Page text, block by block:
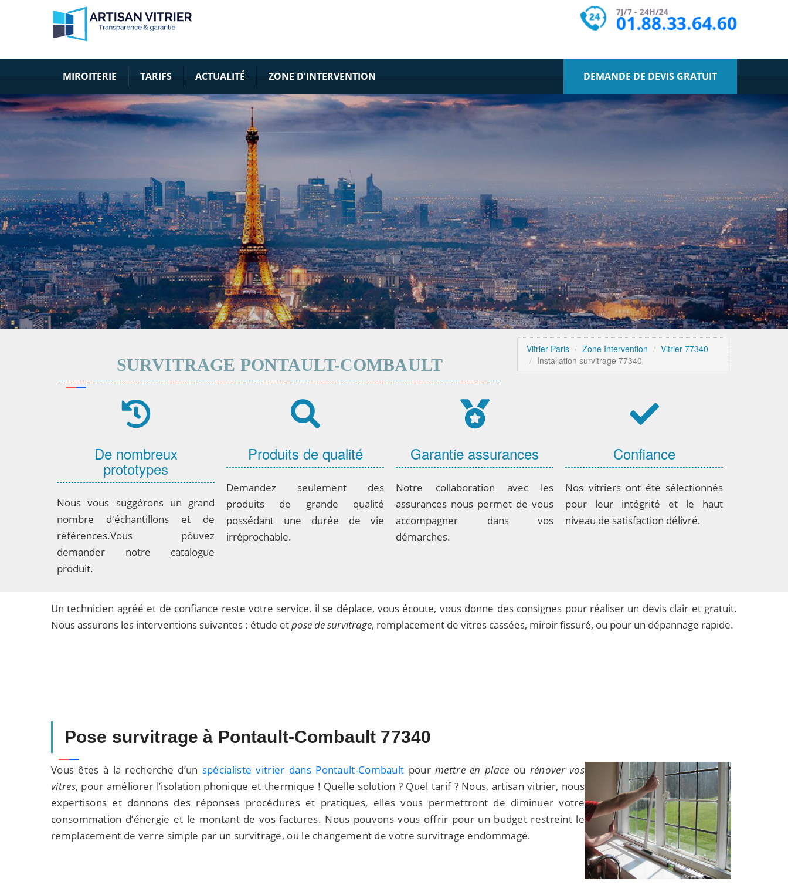
7J/7 - 24H/24
01.88.33.64.60
MIROITERIE TARIFS ACTUALITÉ ZONE D'INTERVENTION DEMANDE DE DEVIS GRATUIT
SURVITRAGE PONTAULT-COMBAULT
Vitrier Paris Zone Intervention
Vitrier 77340
Installation survitrage 77340
De nombreux
prototypes
Nous vous suggérons un grand
nombre d'échantillons et de
références.Vous pôuvez
demander notre catalogue
produit.
Produits de qualité
Demandez seulement des
produits de grande qualité
possédant une durée de vie
irréprochable.
Garantie assurances
Notre collaboration avec les
assurances nous permet de vous
accompagner dans vos
démarches.
Confiance
Nos vitriers ont été sélectionnés
pour leur intégrité et le haut
niveau de satisfaction délivré.
Un technicien agréé et de confiance reste votre service, il se déplace, vous écoute, vous donne des consignes pour réaliser un devis clair et gratuit.
Nous assurons les interventions suivantes : étude etpose de survitrage, remplacement de vitres cassées, miroir fissuré, ou pour un dépannage rapide.
Pose survitrage à Pontault-Combault 77340
Vous êtes à la recherche d’un spécialiste vitrier dans Pontault-Combault pourmettre en place ou rénover vos
vitres, pour améliorer l’isolation phonique et thermique ! Quelle solution ? Quel tarif ? Nous, artisan vitrier, nous
expertisons et donnons des réponses procédures et pratiques, elles vous permettront de diminuer votre
consommation d’énergie et le montant de vos factures. Nous pouvons vous offrir pour un budget restreint le
remplacement de verre simple par un survitrage, ou le changement de votre survitrage endommagé.